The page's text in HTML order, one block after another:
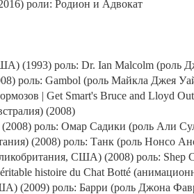
роли: Родион и Адвокат
(1993) роль: Dr. Ian Malcolm (роль
роль: Gambol (роль Майкла Джея
| Get Smart's Bruce and Lloyd
(2008)
роль: Омар Садики (роль Али
(2008) роль: Танк (роль Нонсо
США) (2008) роль: Shep
éritable histoire du Chat Botté
(2009) роль: Барри (роль Джона